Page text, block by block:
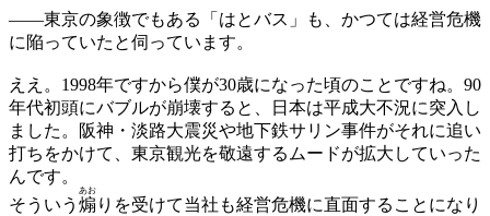
——東京の象徴でもある「はとバス」も、かつては経営危機
に陥っていたと伺っています。
ええ。1998年ですから僕が30歳になった頃のことですね。90
年代初頭にバブルが崩壊すると、日本は平成大不況に突入し
ました。阪神・淡路大震災や地下鉄サリン事件がそれに追い
打ちをかけて、東京観光を敬遠するムードが拡大していった
んです。
そういう 煽
あお
りを受けて当社も経営危機に直面することになり